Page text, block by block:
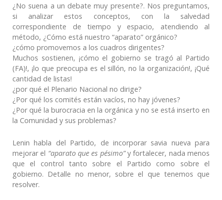
¿No suena a un debate muy presente?. Nos preguntamos,
si analizar estos conceptos, con la salvedad
correspondiente de tiempo y espacio, atendiendo al
método, ¿Cómo está nuestro “aparato” orgánico?
¿cómo promovemos a los cuadros dirigentes?
Muchos sostienen, ¡cómo el gobierno se tragó al Partido
(FA)!, ¡lo que preocupa es el sillón, no la organización!, ¡Qué
cantidad de listas!
¿por qué el Plenario Nacional no dirige?
¿Por qué los comités están vacíos, no hay jóvenes?
¿Por qué la burocracia en la orgánica y no se está inserto en
la Comunidad y sus problemas?
Lenin habla del Partido, de incorporar savia nueva para
mejorar el “aparato que es pésimo”y fortalecer, nada menos
que el control tanto sobre el Partido como sobre el
gobierno. Detalle no menor, sobre el que tenemos que
resolver.